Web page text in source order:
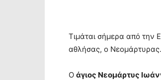
Τιμάται σήμερα από την
αθλήσας, ο Νεομάρτυρας.
Ο άγιος Νεομάρτυς